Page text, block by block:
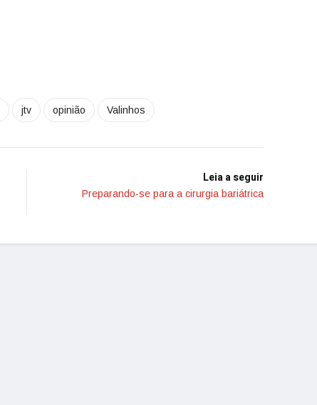
jtv opinião Valinhos
Leia a seguir
Preparando-se para a cirurgia bariátrica